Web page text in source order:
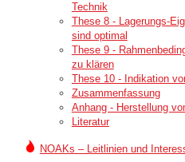
Technik
These 8 - Lagerungs-
sind optimal
These 9 -
zu klären
These 10 - Indikation
Zusammenfassung
Anhang - Herstellung
Literatur
NOAKs – Leitlinien und